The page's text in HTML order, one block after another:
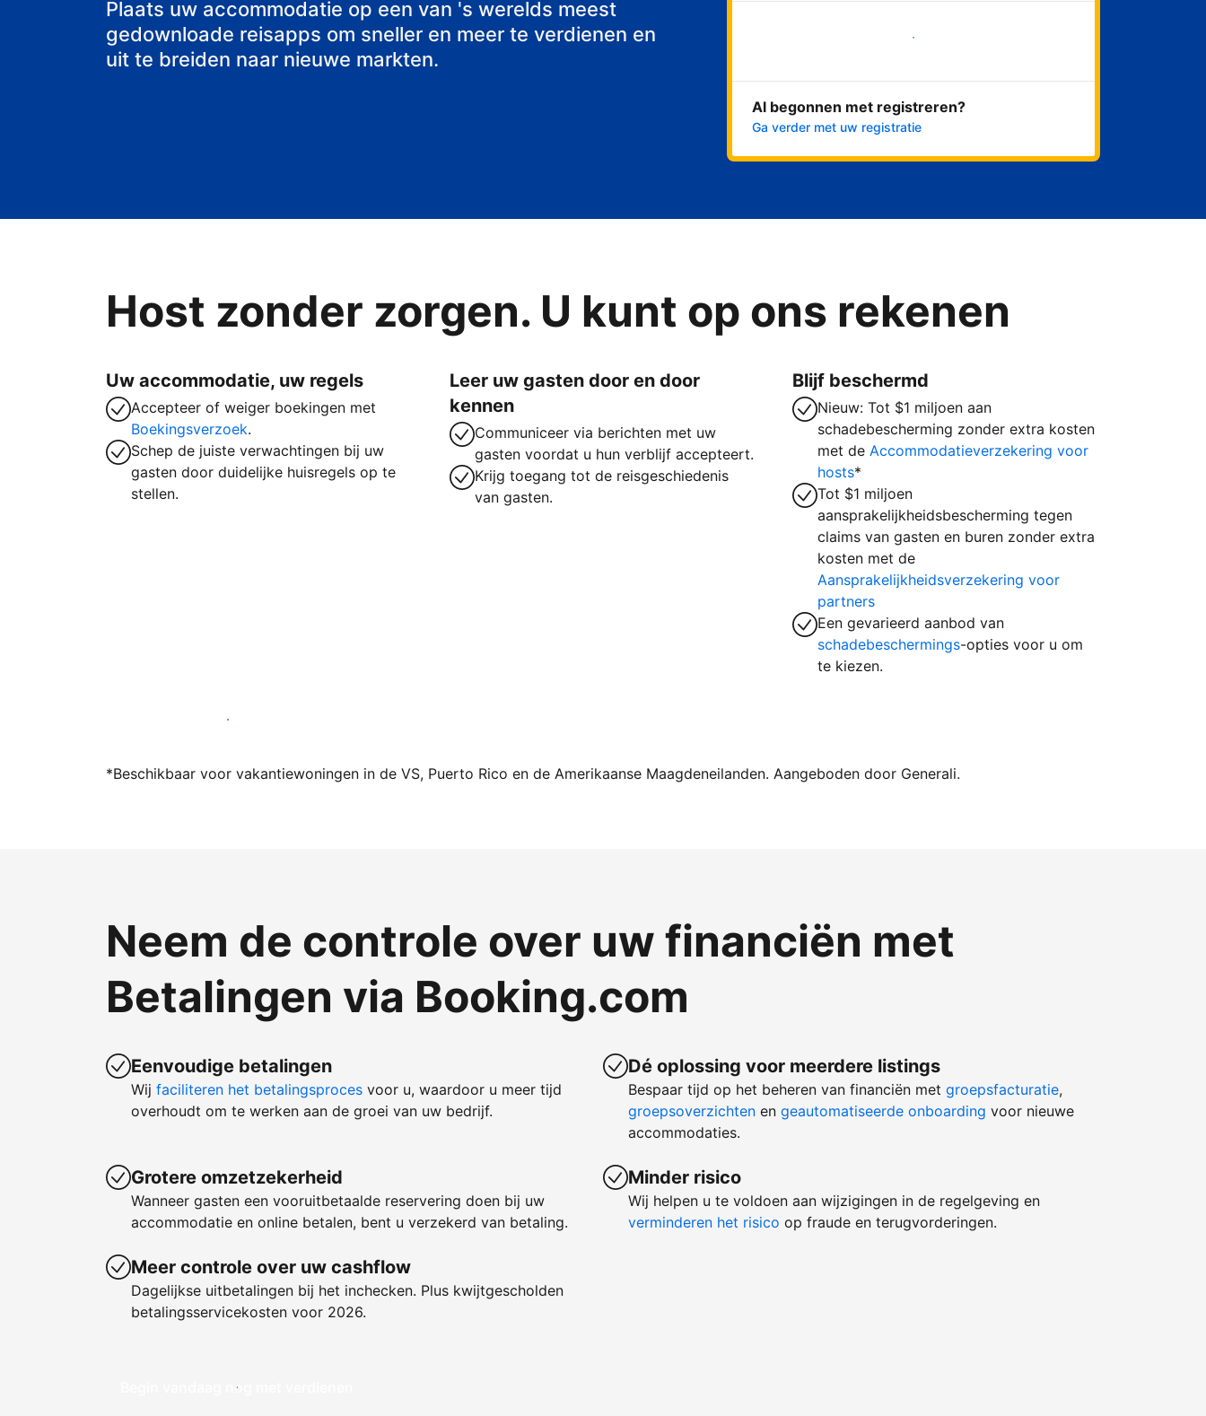
Plaats uw accommodatie op een van 's werelds meest
gedownloade reisapps om sneller en meer te verdienen en
uit te breiden naar nieuwe markten.
Nu meteen beginnen
Al begonnen met registreren?
Ga verder met uw registratie
Host zonder zorgen. U kunt op ons rekenen
Uw accommodatie, uw regels
Accepteer of weiger boekingen met
Boekingsverzoek.
Schep de juiste verwachtingen bij uw
gasten door duidelijke huisregels op te
stellen.
Leer uw gasten door en door
kennen
Communiceer via berichten met uw
gasten voordat u hun verblijf accepteert.
Krijg toegang tot de reisgeschiedenis
van gasten.
Blijf beschermd
Nieuw: Tot $1 miljoen aan
schadebescherming zonder extra kosten
met deAccommodatieverzekering voor
hosts*
Tot $1 miljoen
aansprakelijkheidsbescherming tegen
claims van gasten en buren zonder extra
kosten met de
Aansprakelijkheidsverzekering voor
partners
Een gevarieerd aanbod van
schadebeschermings-opties voor u om
te kiezen.
Word vandaag nog host bij ons
*Beschikbaar voor vakantiewoningen in de VS, Puerto Rico en de Amerikaanse Maagdeneilanden. Aangeboden door Generali.
Neem de controle over uw financiën met
Betalingen via Booking.com
Eenvoudige betalingen
Wij faciliteren het betalingsproces voor u, waardoor u meer tijd
overhoudt om te werken aan de groei van uw bedrijf.
Grotere omzetzekerheid
Wanneer gasten een vooruitbetaalde reservering doen bij uw
accommodatie en online betalen, bent u verzekerd van betaling.
Meer controle over uw cashflow
Dagelijkse uitbetalingen bij het inchecken. Plus kwijtgescholden
betalingsservicekosten voor 2026.
Dé oplossing voor meerdere listings
Bespaar tijd op het beheren van financiën met groepsfacturatie,
groepsoverzichten en geautomatiseerde onboarding voor nieuwe
accommodaties.
Minder risico
Wij helpen u te voldoen aan wijzigingen in de regelgeving en
verminderen het risico op fraude en terugvorderingen.
Begin vandaag nog met verdienen